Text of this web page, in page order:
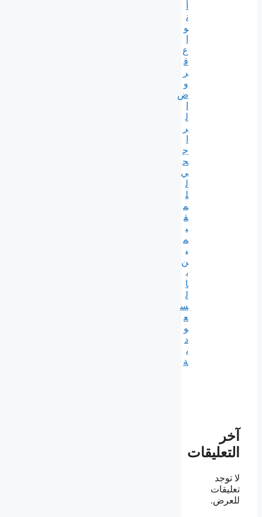
ن
و
ع
ق
ر
و
ض
ل
ر
ج
ح
ي
ل
ل
م
ق
ي
م
ي
ن
ب
ا
ل
س
ع
و
د
ي
ة
آخر
التعليقات
لا توجد
تعليقات
للعرض.